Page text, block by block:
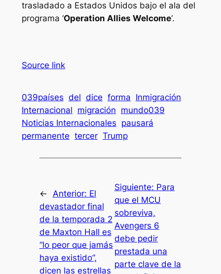
trasladado a Estados Unidos bajo el ala del
programa ‘Operation Allies Welcome‘.
Source link
039países del dice forma Inmigración
Internacional migración mundo039
Noticias Internacionales pausará
permanente tercer Trump
← Anterior: El
devastador final
de la temporada 2
de Maxton Hall es
“lo peor que jamás
haya existido”,
dicen las estrellas
Siguiente: Para
que el MCU
sobreviva,
Avengers 6
debe pedir
prestada una
parte clave de la